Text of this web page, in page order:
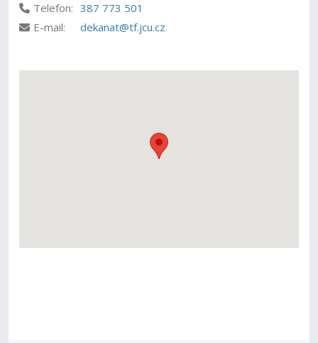
Telefon: 387 773 501
E-mail:
dekanat@tf.jcu.cz